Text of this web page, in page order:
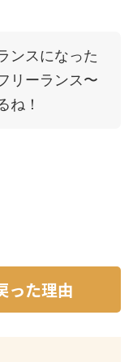
ンスになった
リーランス〜
ね！
った理由